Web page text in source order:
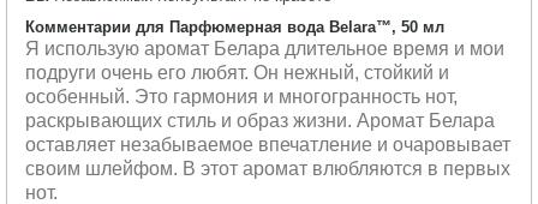
Комментарии для Парфюмерная вода Belara™, 50 мл
Я использую аромат Белара длительное время и мои
подруги очень его любят. Он нежный, стойкий и
особенный. Это гармония и многогранность нот,
раскрывающих стиль и образ жизни. Аромат Белара
оставляет незабываемое впечатление и очаровывает
своим шлейфом. В этот аромат влюбляются в первых
нот.